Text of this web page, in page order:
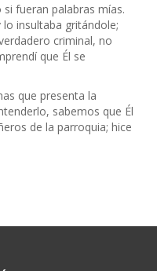
fueran palabras mías.
insultaba gritándole;
criminal, no
que Él se
que presenta la
sabemos que Él
de la parroquia; hice